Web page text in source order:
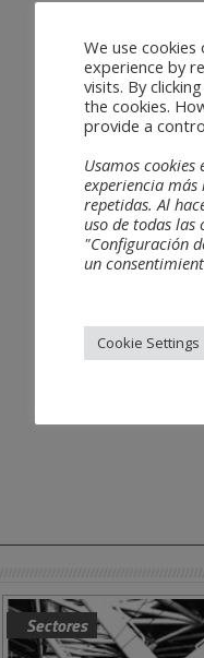
Sectores
We use
experience by
visits. By
the cookies.
provide a
Usamos
experiencia más
repetidas. Al
uso de todas las
"Configuración
un
Cookie Settings